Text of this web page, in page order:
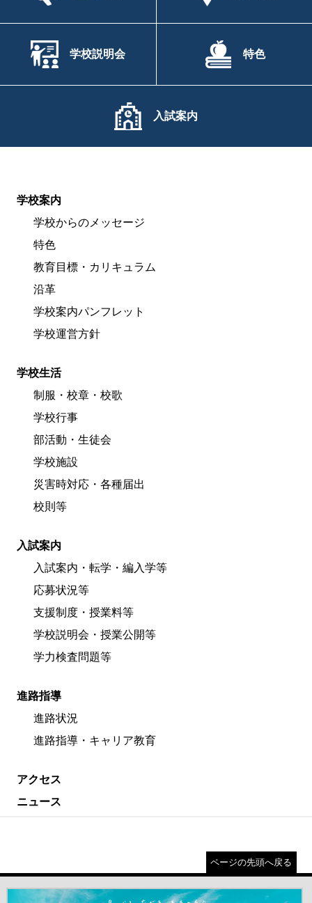
学校説明会 特色
入試案内
学校案内
学校からのメッセージ
特色
教育目標・カリキュラム
沿革
学校案内パンフレット
学校運営方針
学校生活
制服・校章・校歌
学校行事
部活動・生徒会
学校施設
災害時対応・各種届出
校則等
入試案内
入試案内・転学・編入学等
応募状況等
支援制度・授業料等
学校説明会・授業公開等
学力検査問題等
進路指導
進路状況
進路指導・キャリア教育
アクセス
ニュース
ページの先頭へ戻る
＃だから都立高（別ウインドウが開きます）